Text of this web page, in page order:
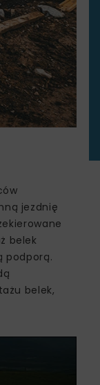
jezdnię
belek
podporą.
belek,